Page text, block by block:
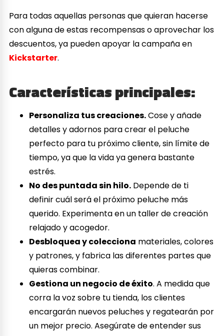
Para todas aquellas personas que quieran hacerse
con alguna de estas recompensas o aprovechar los
descuentos, ya pueden apoyar la campaña en
Kickstarter.
Características principales:
Personaliza tus creaciones.Cose y añade
detalles y adornos para crear el peluche
perfecto para tu próximo cliente, sin límite de
tiempo, ya que la vida ya genera bastante
estrés.
No des puntada sin hilo. Depende de ti
definir cuál será el próximo peluche más
querido. Experimenta en un taller de creación
relajado y acogedor.
Desbloquea y colecciona materiales, colores
y patrones, y fabrica las diferentes partes que
quieras combinar.
Gestiona un negocio de éxito. A medida que
corra la voz sobre tu tienda, los clientes
encargarán nuevos peluches y regatearán por
un mejor precio. Asegúrate de entender sus